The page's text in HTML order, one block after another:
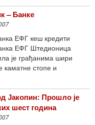
– Банке
ЕФГ кеш кредити
ЕФГ Штедионица
је грађанима шири
каматне стопе и
Јакопин: Прошло је
шест година